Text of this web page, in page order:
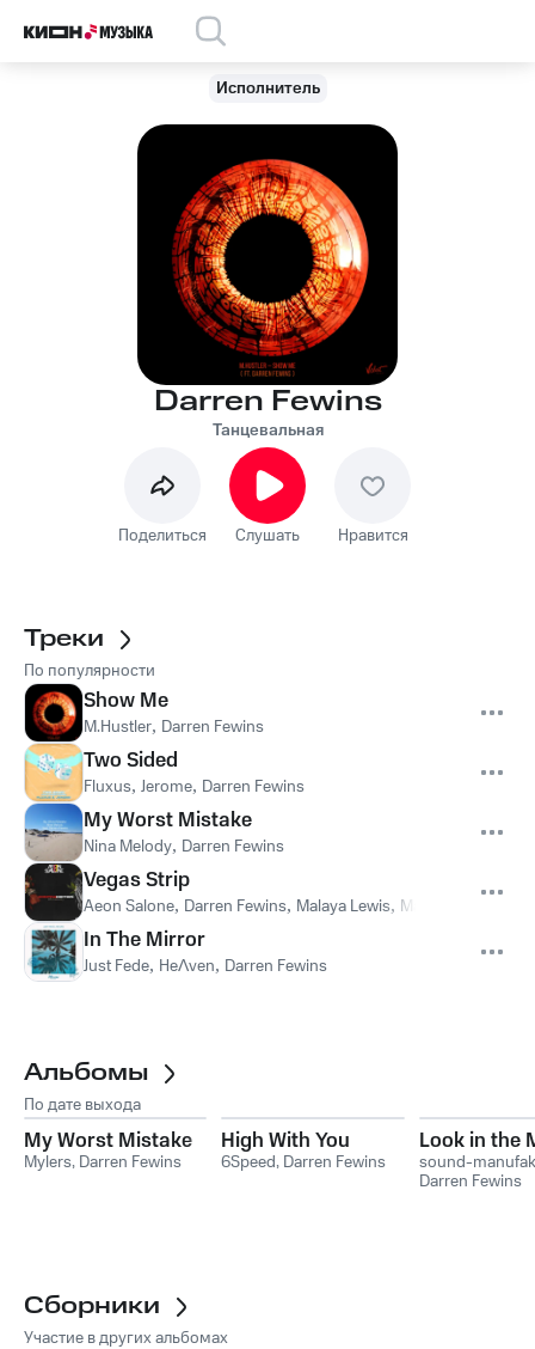
Исполнитель
Darren Fewins
Танцевальная
Поделиться Слушать Нравится
Треки
По популярности
Show Me
M.Hustler, Darren Fewins
Two Sided
Fluxus, Jerome, Darren Fewins
My Worst Mistake
Nina Melody, Darren Fewins
Vegas Strip
Aeon Salone, Darren Fewins, Malaya Lewis, Maya Lewis
In The Mirror
Just Fede, HeɅven, Darren Fewins
Альбомы
По дате выхода
My Worst Mistake
Mylers, Darren Fewins
High With You
6Speed, Darren Fewins
Look in the
sound-
Darren Fewins
Сборники
Участие в других альбомах